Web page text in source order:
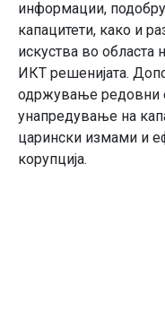
информации,
капацитети, како и
искуства во областа
ИКТ решенијата.
одржување редовни
унапредување на
царински измами и
корупција.